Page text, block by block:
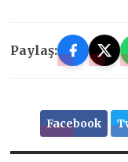
Paylaş:
Facebook